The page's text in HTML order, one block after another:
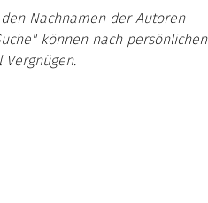
Nachnamen der Autoren
können nach persönlichen